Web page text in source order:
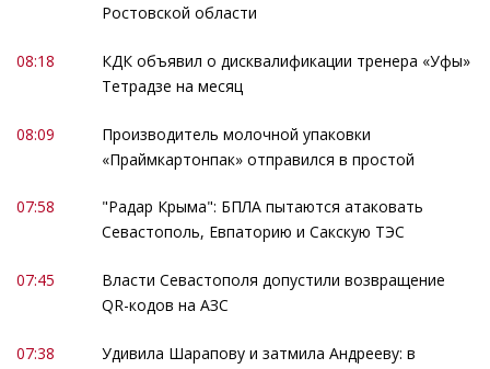
Ростовской области
08:18
КДК объявил о дисквалификации тренера «Уфы»
Тетрадзе на месяц
08:09
Производитель молочной упаковки
«Праймкартонпак» отправился в простой
07:58
"Радар Крыма": БПЛА пытаются атаковать
Севастополь, Евпаторию и Сакскую ТЭС
07:45
Власти Севастополя допустили возвращение
QR-кодов на АЗС
07:38
Удивила Шарапову и затмила Андрееву: в